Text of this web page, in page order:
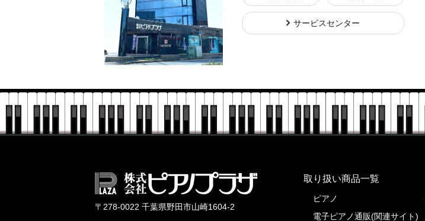
サービスセンター
株式会社ピアノプラザ
〒278-0022 千葉県野田市山崎1604-2
取り扱い商品一覧
ピアノ
電子ピアノ通販(関連サイト)